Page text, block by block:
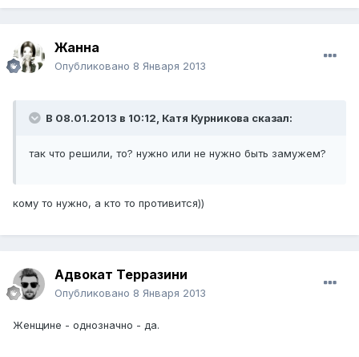
Жанна
Опубликовано 8 Января 2013
В 08.01.2013 в 10:12, Катя Курникова сказал:
так что решили, то? нужно или не нужно быть замужем?
кому то нужно, а кто то противится))
Адвокат Терразини
Опубликовано 8 Января 2013
Женщине - однозначно - да.